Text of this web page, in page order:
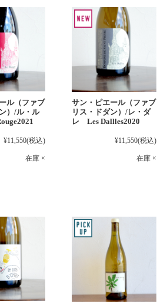
ル（ファブ
）/ル・ル
¥11,550(税込)
在庫 ×
サン・ピエール（ファブ
リス・ドダン）/レ・ダ
レ Les Dallles2020
¥11,550(税込)
在庫 ×